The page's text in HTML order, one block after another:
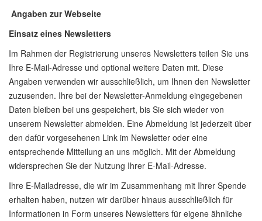
Angaben zur Webseite
Einsatz eines Newsletters
Im Rahmen der Registrierung unseres Newsletters teilen Sie uns
Ihre E-Mail-Adresse und optional weitere Daten mit. Diese
Angaben verwenden wir ausschließlich, um Ihnen den Newsletter
zuzusenden. Ihre bei der Newsletter-Anmeldung eingegebenen
Daten bleiben bei uns gespeichert, bis Sie sich wieder von
unserem Newsletter abmelden. Eine Abmeldung ist jederzeit über
den dafür vorgesehenen Link im Newsletter oder eine
entsprechende Mitteilung an uns möglich. Mit der Abmeldung
widersprechen Sie der Nutzung Ihrer E-Mail-Adresse.
Ihre E-Mailadresse, die wir im Zusammenhang mit Ihrer Spende
erhalten haben, nutzen wir darüber hinaus ausschließlich für
Informationen in Form unseres Newsletters für eigene ähnliche